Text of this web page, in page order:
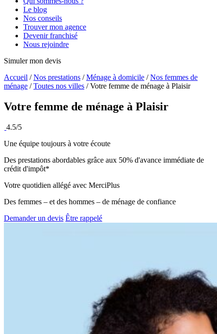
Le blog
Nos conseils
Trouver mon agence
Devenir franchisé
Nous rejoindre
Simuler mon devis
Accueil /Nos prestations /Ménage à domicile /Nos femmes de
ménage /Toutes nos villes /Votre femme de ménage à Plaisir
Votre femme de ménage à Plaisir
4.5/5
Une équipe toujours à votre écoute
Des prestations abordables grâce aux 50% d'avance immédiate de
crédit d'impôt*
Votre quotidien allégé avec MerciPlus
Des femmes – et des hommes – de ménage de confiance
Demander un devis Être rappelé